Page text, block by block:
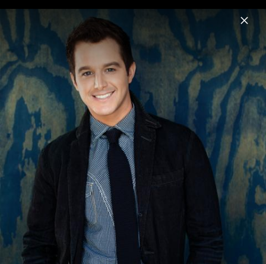
Menu
Easton Corbin
Home Musik Videos Fotos
Easton Corbin